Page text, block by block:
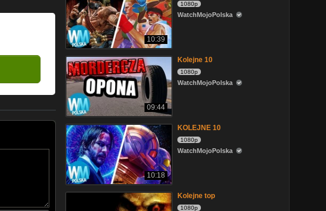
10:39
1080p
WatchMojoPolska
09:44
Kolejne 10
1080p
WatchMojoPolska
10:18
KOLEJNE 10
1080p
WatchMojoPolska
Kolejne top
1080p